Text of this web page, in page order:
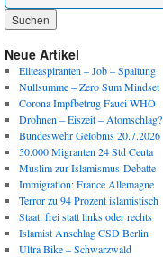
Neue Artikel
Eliteaspiranten – Job – Spaltung
Nullsumme – Zero Sum Mindset
Corona Impfbetrug Fauci WHO
Drohnen – Eiszeit – Atomschlag?
Bundeswehr Gelöbnis 20.7.2026
50.000 Migranten 24 Std Ceuta
Muslim zur Islamismus-Debatte
Immigration: France Allemagne
Terror zu 94 Prozent islamistisch
Staat: frei statt links oder rechts
Islamist Anschlag CSD Berlin
Ultra Bike – Schwarzwald